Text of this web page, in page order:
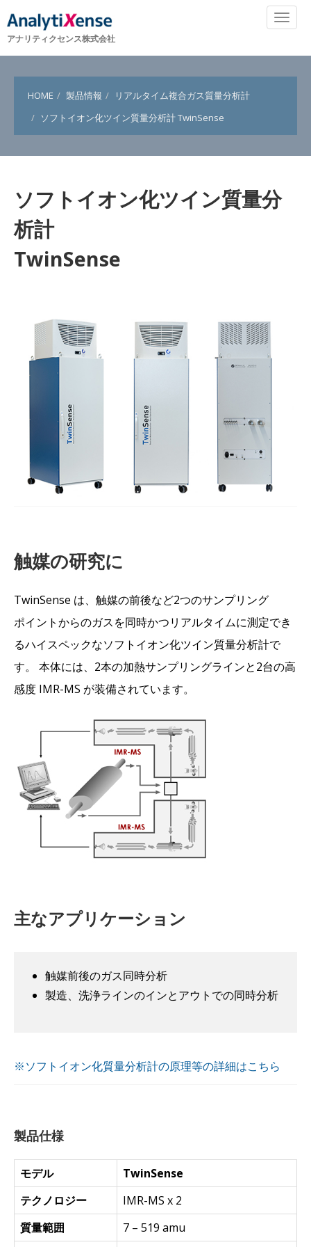
アナリティクセンス株式会社
HOME 製品情報
リアルタイム複合ガス質量分析計
ソフトイオン化ツイン質量分析計 TwinSense
ソフトイオン化ツイン質量分
析計
TwinSense
触媒の研究に
TwinSense は、触媒の前後など2つのサンプリング
ポイントからのガスを同時かつリアルタイムに測定でき
るハイスペックなソフトイオン化ツイン質量分析計で
す。 本体には、2本の加熱サンプリングラインと2台の高
感度 IMR-MS が装備されています。
主なアプリケーション
触媒前後のガス同時分析
製造、洗浄ラインのインとアウトでの同時分析
※ソフトイオン化質量分析計の原理等の詳細はこちら
製品仕様
モデル
TwinSense
テクノロジー
IMR-MS x 2
質量範囲
7 – 519 amu